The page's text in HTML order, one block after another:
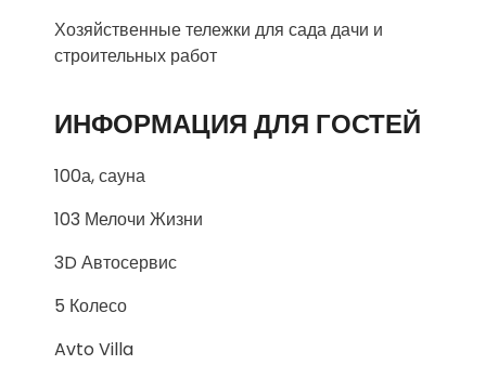
Хозяйственные тележки для сада дачи и
строительных работ
ИНФОРМАЦИЯ ДЛЯ ГОСТЕЙ
100а, сауна
103 Мелочи Жизни
3D Автосервис
5 Колесо
Avto Villa